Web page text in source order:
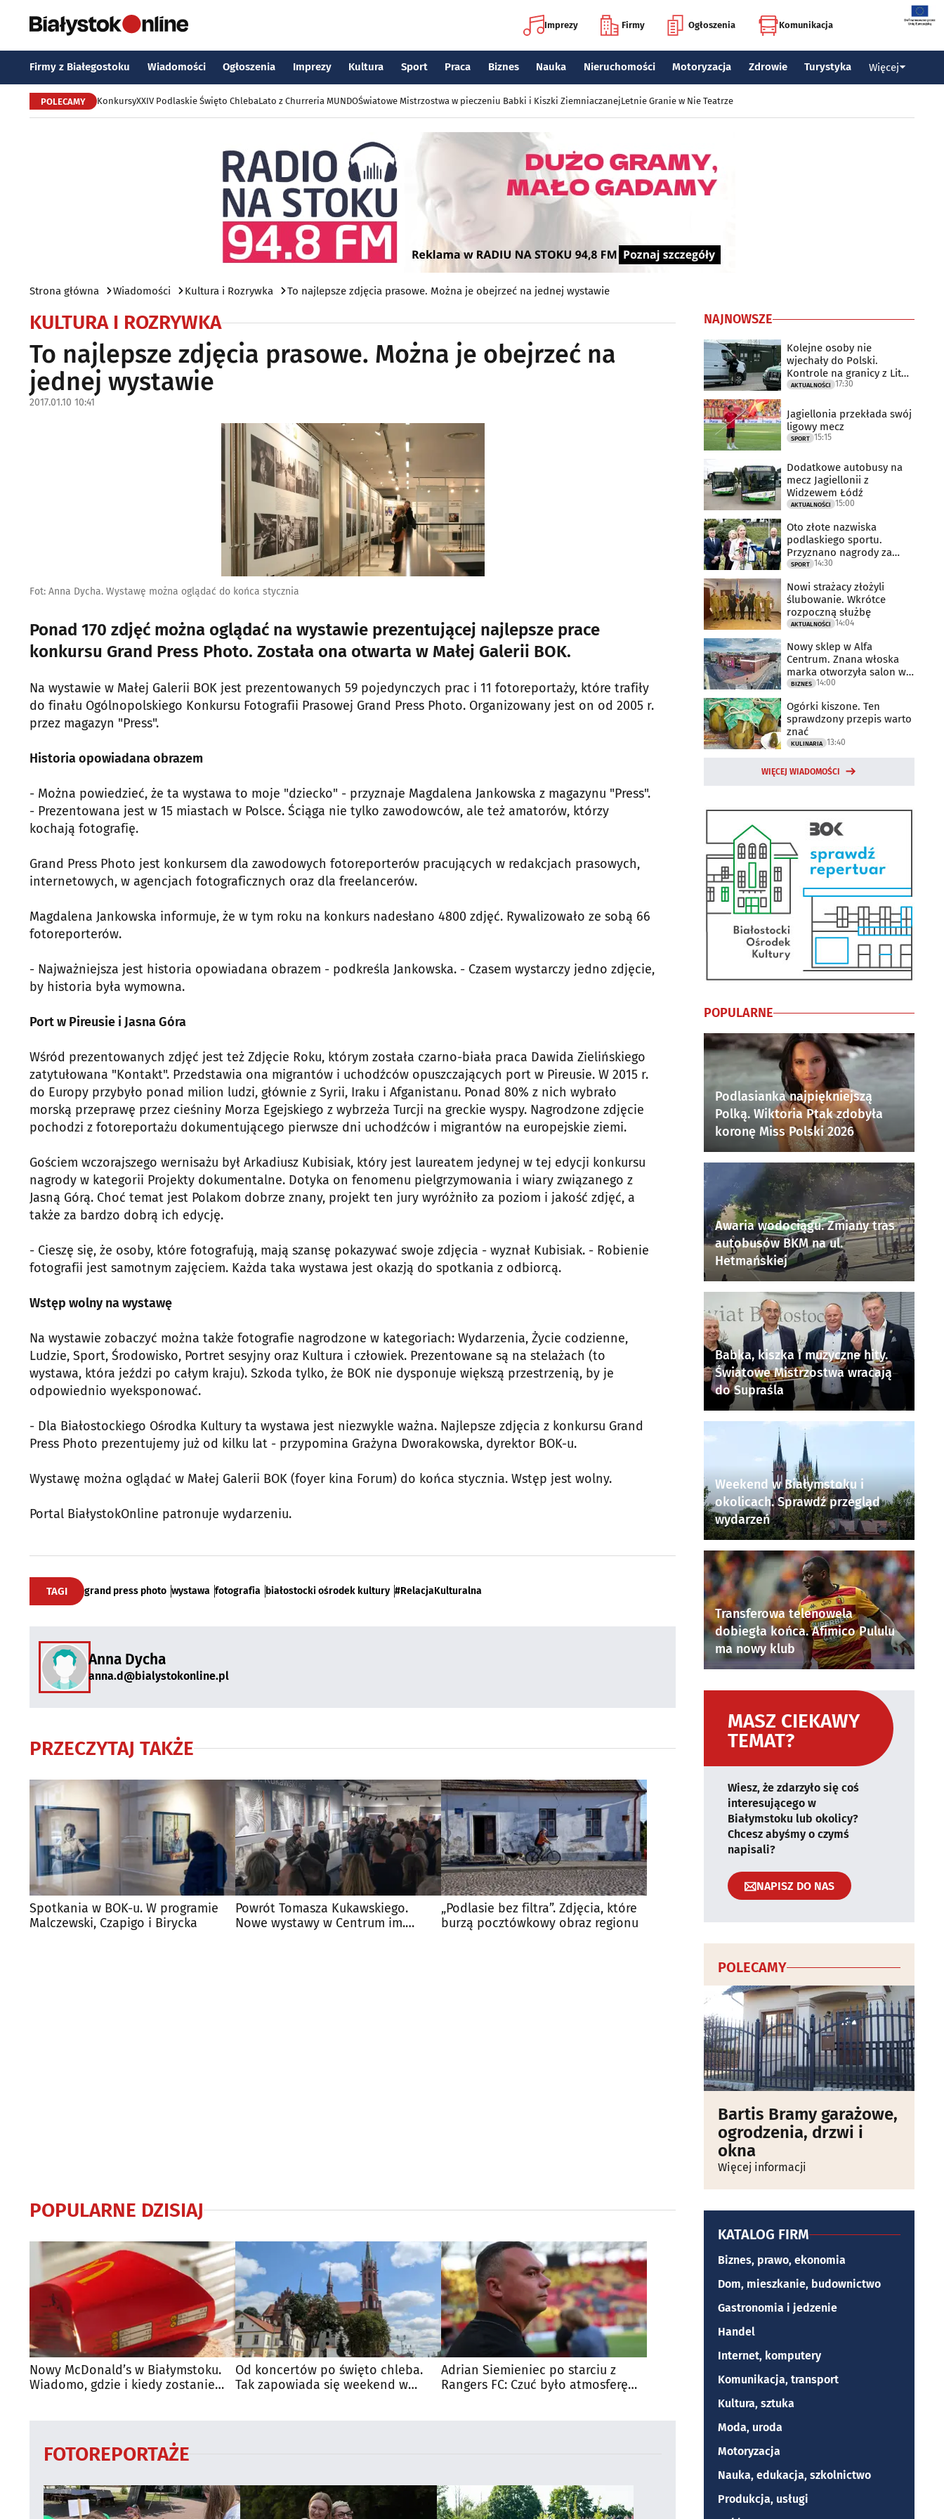
Imprezy Firmy Ogłoszenia Komunikacja
Firmy z Białegostoku Wiadomości Ogłoszenia Imprezy Kultura Sport Praca Biznes Nauka Nieruchomości Motoryzacja Zdrowie Turystyka Więcej
POLECAMY KonkursyXXIV Podlaskie Święto ChlebaLato z Churreria MUNDOŚwiatowe Mistrzostwa w pieczeniu Babki i Kiszki ZiemniaczanejLetnie Granie w Nie Teatrze
Strona główna Wiadomości Kultura i Rozrywka To najlepsze zdjęcia prasowe. Można je obejrzeć na jednej wystawie
KULTURA I ROZRYWKA
To najlepsze zdjęcia prasowe. Można je obejrzeć na
jednej wystawie
2017.01.10 10:41
Fot: Anna Dycha. Wystawę można oglądać do końca stycznia
Ponad 170 zdjęć można oglądać na wystawie prezentującej najlepsze prace
konkursu Grand Press Photo. Została ona otwarta w Małej Galerii BOK.
Na wystawie w Małej Galerii BOK jest prezentowanych 59 pojedynczych prac i 11 fotoreportaży, które trafiły
do finału Ogólnopolskiego Konkursu Fotografii Prasowej Grand Press Photo. Organizowany jest on od 2005 r.
przez magazyn "Press".
Historia opowiadana obrazem
- Można powiedzieć, że ta wystawa to moje "dziecko" - przyznaje Magdalena Jankowska z magazynu "Press".
- Prezentowana jest w 15 miastach w Polsce. Ściąga nie tylko zawodowców, ale też amatorów, którzy
kochają fotografię.
Grand Press Photo jest konkursem dla zawodowych fotoreporterów pracujących w redakcjach prasowych,
internetowych, w agencjach fotograficznych oraz dla freelancerów.
Magdalena Jankowska informuje, że w tym roku na konkurs nadesłano 4800 zdjęć. Rywalizowało ze sobą 66
fotoreporterów.
- Najważniejsza jest historia opowiadana obrazem - podkreśla Jankowska. - Czasem wystarczy jedno zdjęcie,
by historia była wymowna.
Port w Pireusie i Jasna Góra
Wśród prezentowanych zdjęć jest też Zdjęcie Roku, którym została czarno-biała praca Dawida Zielińskiego
zatytułowana "Kontakt". Przedstawia ona migrantów i uchodźców opuszczających port w Pireusie. W 2015 r.
do Europy przybyło ponad milion ludzi, głównie z Syrii, Iraku i Afganistanu. Ponad 80% z nich wybrało
morską przeprawę przez cieśniny Morza Egejskiego z wybrzeża Turcji na greckie wyspy. Nagrodzone zdjęcie
pochodzi z fotoreportażu dokumentującego pierwsze dni uchodźców i migrantów na europejskie ziemi.
Gościem wczorajszego wernisażu był Arkadiusz Kubisiak, który jest laureatem jedynej w tej edycji konkursu
nagrody w kategorii Projekty dokumentalne. Dotyka on fenomenu pielgrzymowania i wiary związanego z
Jasną Górą. Choć temat jest Polakom dobrze znany, projekt ten jury wyróżniło za poziom i jakość zdjęć, a
także za bardzo dobrą ich edycję.
- Cieszę się, że osoby, które fotografują, mają szansę pokazywać swoje zdjęcia - wyznał Kubisiak. - Robienie
fotografii jest samotnym zajęciem. Każda taka wystawa jest okazją do spotkania z odbiorcą.
Wstęp wolny na wystawę
Na wystawie zobaczyć można także fotografie nagrodzone w kategoriach: Wydarzenia, Życie codzienne,
Ludzie, Sport, Środowisko, Portret sesyjny oraz Kultura i człowiek. Prezentowane są na stelażach (to
wystawa, która jeździ po całym kraju). Szkoda tylko, że BOK nie dysponuje większą przestrzenią, by je
odpowiednio wyeksponować.
- Dla Białostockiego Ośrodka Kultury ta wystawa jest niezwykle ważna. Najlepsze zdjęcia z konkursu Grand
Press Photo prezentujemy już od kilku lat - przypomina Grażyna Dworakowska, dyrektor BOK-u.
Wystawę można oglądać w Małej Galerii BOK (foyer kina Forum) do końca stycznia. Wstęp jest wolny.
Portal BiałystokOnline patronuje wydarzeniu.
TAGI grand press photo wystawa fotografia białostocki ośrodek kultury #RelacjaKulturalna
Anna Dycha
anna.d@bialystokonline.pl
PRZECZYTAJ TAKŻE
Spotkania w BOK-u. W programie
Malczewski, Czapigo i Birycka
Powrót Tomasza Kukawskiego.
Nowe wystawy w Centrum im.
„Podlasie bez filtra”. Zdjęcia, które
burzą pocztówkowy obraz regionu
POPULARNE DZISIAJ
Nowy McDonald’s w Białymstoku.
Wiadomo, gdzie i kiedy zostanie
Od koncertów po święto chleba.
Tak zapowiada się weekend w
Adrian Siemieniec po starciu z
Rangers FC: Czuć było atmosferę
FOTOREPORTAŻE
NAJNOWSZE
Kolejne osoby nie
wjechały do Polski.
Kontrole na granicy z Litwą
trwają
AKTUALNOŚCI 17:30
Jagiellonia przekłada swój
ligowy mecz
SPORT 15:15
Dodatkowe autobusy na
mecz Jagiellonii z
Widzewem Łódź
AKTUALNOŚCI 15:00
Oto złote nazwiska
podlaskiego sportu.
Przyznano nagrody za
2025 rok
SPORT 14:30
Nowi strażacy złożyli
ślubowanie. Wkrótce
rozpoczną służbę
AKTUALNOŚCI 14:04
Nowy sklep w Alfa
Centrum. Znana włoska
marka otworzyła salon w
Białymstoku
BIZNES 14:00
Ogórki kiszone. Ten
sprawdzony przepis warto
znać
KULINARIA 13:40
WIĘCEJ WIADOMOŚCI
POPULARNE
Podlasianka najpiękniejszą
Polką. Wiktoria Ptak zdobyła
koronę Miss Polski 2026
Awaria wodociągu. Zmiany tras
autobusów BKM na ul.
Hetmańskiej
Babka, kiszka i muzyczne hity.
Światowe Mistrzostwa wracają
do Supraśla
Weekend w Białymstoku i
okolicach. Sprawdź przegląd
wydarzeń
Transferowa telenowela
dobiegła końca. Afimico Pululu
ma nowy klub
MASZ CIEKAWY
TEMAT?
Wiesz, że zdarzyło się coś
interesującego w
Białymstoku lub okolicy?
Chcesz abyśmy o czymś
napisali?
NAPISZ DO NAS
POLECAMY
Bartis Bramy garażowe,
ogrodzenia, drzwi i
okna
Więcej informacji
KATALOG FIRM
Biznes, prawo, ekonomia
Dom, mieszkanie, budownictwo
Gastronomia i jedzenie
Handel
Internet, komputery
Komunikacja, transport
Kultura, sztuka
Moda, uroda
Motoryzacja
Nauka, edukacja, szkolnictwo
Produkcja, usługi